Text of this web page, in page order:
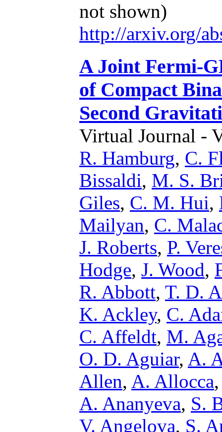
not shown)
http://arxiv.org/
A Joint Fermi-
of Compact
Second
Virtual Journal -
R. Hamburg, C.
Bissaldi, M. S.
Giles, C. M. Hui,
Mailyan, C.
J. Roberts, P.
Hodge, J. Wood,
R. Abbott, T. D.
K. Ackley, C.
C. Affeldt, M.
O. D. Aguiar, A.
Allen, A. Allocca
A. Ananyeva, S.
V. Angelova, S.